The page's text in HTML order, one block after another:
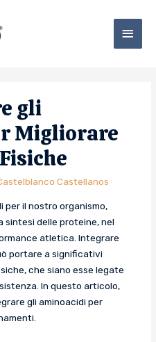
gli
Migliorare
Castellanos
per il nostro organismo,
sintesi delle proteine, nel
atletica. Integrare
portare a significativi
che siano esse legate
In questo articolo,
gli aminoacidi per